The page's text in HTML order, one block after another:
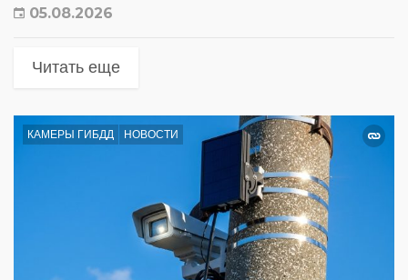
05.08.2026
Читать еще
КАМЕРЫ ГИБДД НОВОСТИ